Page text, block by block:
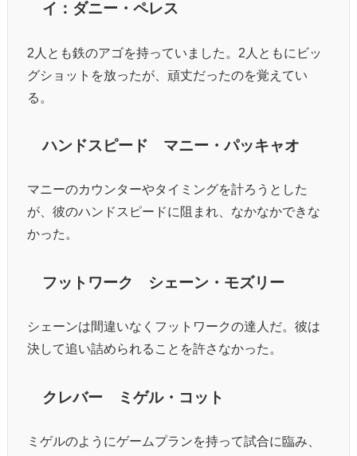
イ：ダニー・ペレス
2人とも鉄のアゴを持っていました。2人ともにビッ
グショットを放ったが、頑丈だったのを覚えてい
る。
ハンドスピード マニー・パッキャオ
マニーのカウンターやタイミングを計ろうとした
が、彼のハンドスピードに阻まれ、なかなかできな
かった。
フットワーク シェーン・モズリー
シェーンは間違いなくフットワークの達人だ。彼は
決して追い詰められることを許さなかった。
クレバー ミゲル・コット
ミゲルのようにゲームプランを持って試合に臨み、